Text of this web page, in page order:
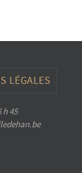
LÉGALES
45